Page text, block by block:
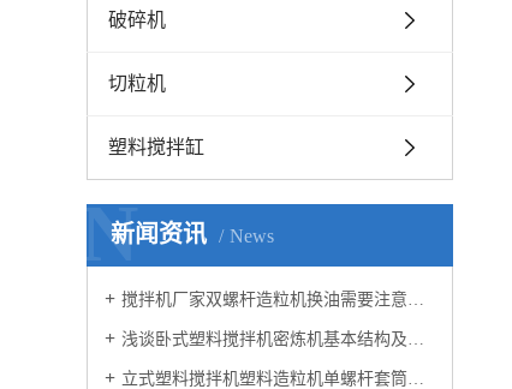
破碎机
切粒机
塑料搅拌缸
新闻资讯 News
N
搅拌机厂家双螺杆造粒机换油需要注意的细节
浅谈卧式塑料搅拌机密炼机基本结构及工作原理
立式塑料搅拌机塑料造粒机单螺杆套筒螺杆的经济技术价值以及特点